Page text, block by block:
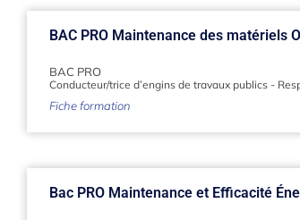
BAC PRO Maintenance des matériels
BAC PRO
Conducteur/trice d’engins de travaux publics -
Fiche formation
Bac PRO Maintenance et Efficacité